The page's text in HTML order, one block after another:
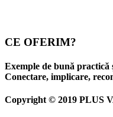
CE OFERIM?
Exemple de bună practică
Conectare, implicare,
Copyright © 2019 PLUS